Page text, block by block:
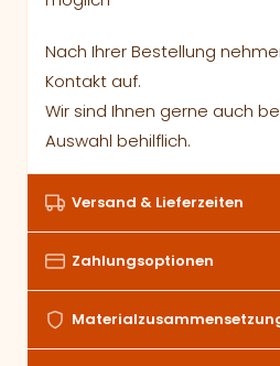
Nach Ihrer Bestellung
Kontakt auf.
Wir sind Ihnen gerne auch
Auswahl behilflich.
Versand & Lieferzeiten
Zahlungsoptionen